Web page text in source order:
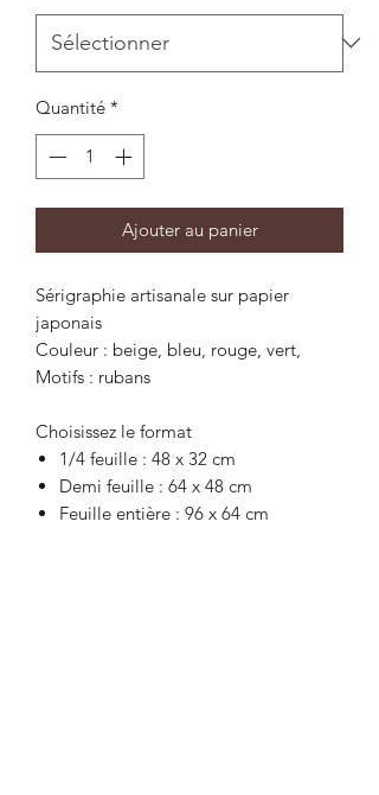
Quantité *
Ajouter au panier
Sérigraphie artisanale sur papier
japonais
Couleur : beige, bleu, rouge, vert,
Motifs : rubans
Choisissez le format
1/4 feuille : 48 x 32 cm
Demi feuille : 64 x 48 cm
Feuille entière : 96 x 64 cm